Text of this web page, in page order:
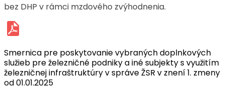
bez DHP v rámci mzdového zvýhodnenia.
Smernica pre poskytovanie vybraných doplnkových
služieb pre železničné podniky a iné subjekty s využitím
železničnej infraštruktúry v správe ŽSR v znení 1. zmeny
od 01.01.2025